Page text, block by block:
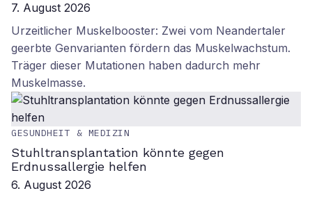
7. August 2026
Urzeitlicher Muskelbooster: Zwei vom Neandertaler
geerbte Genvarianten fördern das Muskelwachstum.
Träger dieser Mutationen haben dadurch mehr
Muskelmasse.
GESUNDHEIT & MEDIZIN
Stuhltransplantation könnte gegen
Erdnussallergie helfen
6. August 2026